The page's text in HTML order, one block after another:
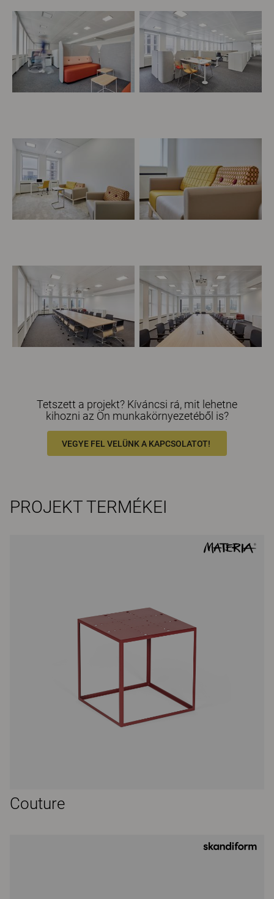
Tetszett a projekt? Kíváncsi rá, mit lehetne
kihozni az Ön munkakörnyezetéből is?
VEGYE FEL VELÜNK A KAPCSOLATOT!
PROJEKT TERMÉKEI
Couture